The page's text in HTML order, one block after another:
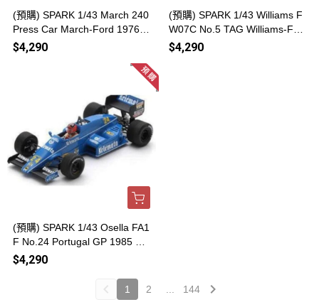
(預購) SPARK 1/43 March 240
Press Car March-Ford 1976 S
7071 20260812
$4,290
(預購) SPARK 1/43 Williams F
W07C No.5 TAG Williams-For
d Long Beach GP 1982 S6999
$4,290
(預購) SPARK 1/43 Osella FA1
F No.24 Portugal GP 1985 S7
255 20260812
$4,290
1 2 144